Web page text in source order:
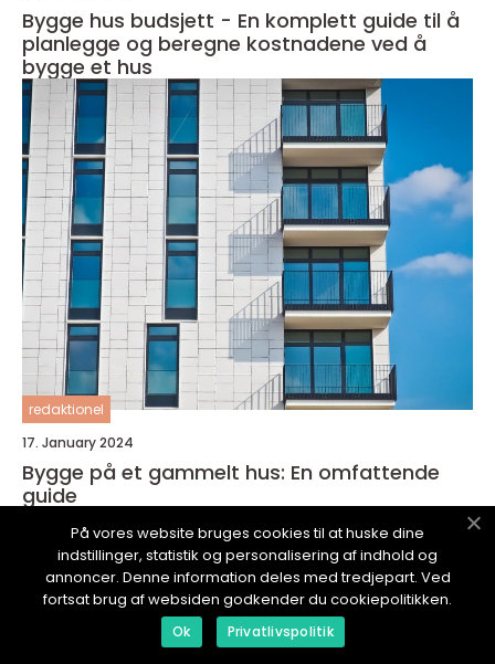
Bygge hus budsjett - En komplett guide til å
planlegge og beregne kostnadene ved å
bygge et hus
redaktionel
17. January 2024
Bygge på et gammelt hus: En omfattende
guide
På vores website bruges cookies til at huske dine
indstillinger, statistik og personalisering af indhold og
annoncer. Denne information deles med tredjepart. Ved
fortsat brug af websiden godkender du cookiepolitikken.
Ok Privatlivspolitik